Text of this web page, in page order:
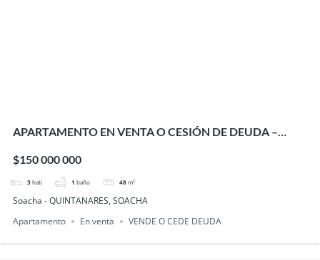
APARTAMENTO EN VENTA O CESIÓN DE DEUDA –
$150 000 000
3 hab 1 baño 48 m²
Soacha - QUINTANARES, SOACHA
Apartamento
En venta VENDE O CEDE DEUDA